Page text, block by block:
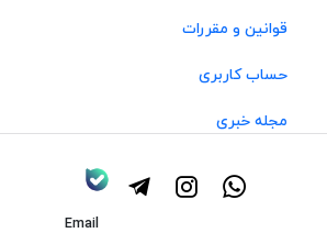
قوانین و مقررات
حساب کاربری
مجله خبری
Email